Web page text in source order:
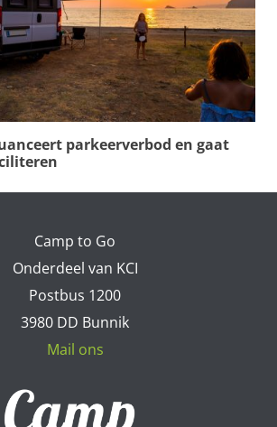
parkeerverbod en gaat
Camp to Go
Onderdeel van KCI
Postbus 1200
3980 DD Bunnik
Mail ons